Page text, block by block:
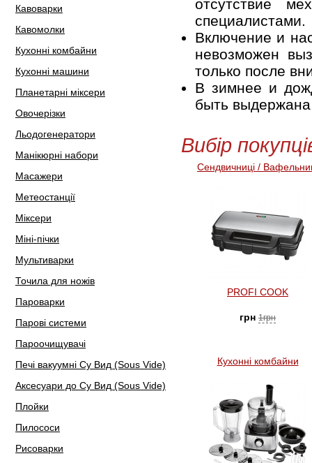
Кавоварки
Кавомолки
Кухонні комбайни
Кухонні машини
Планетарні міксери
Овочерізки
Льодогенератори
Манікюрні набори
Масажери
Метеостанції
Міксери
Міні-пічки
Мультиварки
Точила для ножів
Пароварки
Парові системи
Пароочищувачі
Печі вакуумні Су Вид (Sous Vide)
Аксесуари до Су Вид (Sous Vide)
Плойки
Пилососи
Рисоварки
отсутствие
специалистами.
Включение и
невозможен
только после
В зимнее и
быть
Вибір
Сендвичниці /
PROFI COOK
грн 1грн
Кухонні комбайни